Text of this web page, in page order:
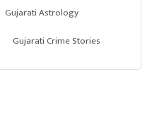
Gujarati Astrology
Gujarati Crime Stories